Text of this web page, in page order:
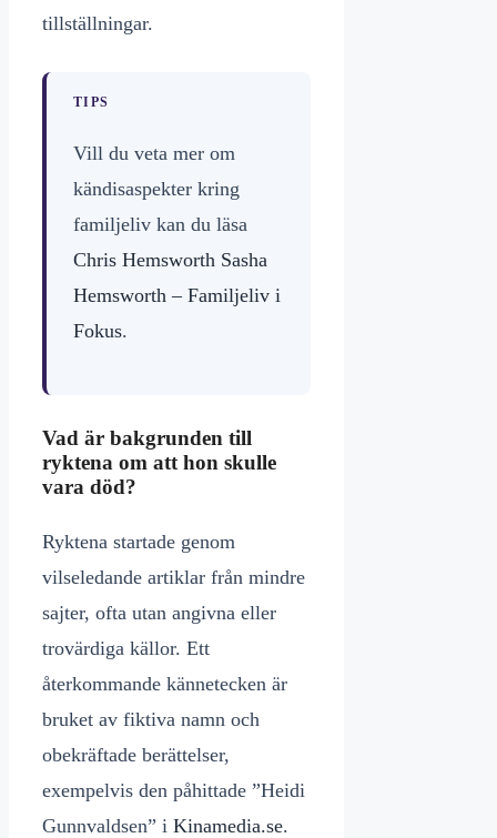
tillställningar.
TIPS
Vill du veta mer om
kändisaspekter kring
familjeliv kan du läsa
Chris Hemsworth Sasha
Hemsworth – Familjeliv i
Fokus.
Vad är bakgrunden till
ryktena om att hon skulle
vara död?
Ryktena startade genom
vilseledande artiklar från mindre
sajter, ofta utan angivna eller
trovärdiga källor. Ett
återkommande kännetecken är
bruket av fiktiva namn och
obekräftade berättelser,
exempelvis den påhittade ”Heidi
Gunnvaldsen” i Kinamedia.se.